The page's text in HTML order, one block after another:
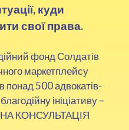
куди
свої права.
фонд Солдатів
маркетплейсу
понад 500 адвокатів-
ініціативу –
КОНСУЛЬТАЦІЯ